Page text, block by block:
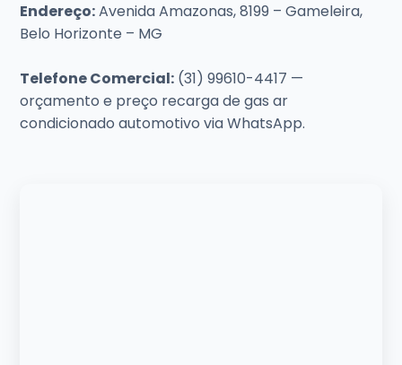
Endereço:Avenida Amazonas, 8199 – Gameleira,
Belo Horizonte – MG
Telefone Comercial: (31) 99610-4417 —
orçamento e preço recarga de gas ar
condicionado automotivo via WhatsApp.